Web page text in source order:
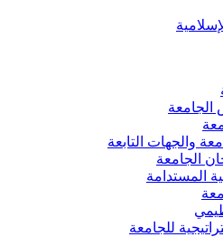
والجهات التابعة
الجامعة
المستدامة
للجامعة